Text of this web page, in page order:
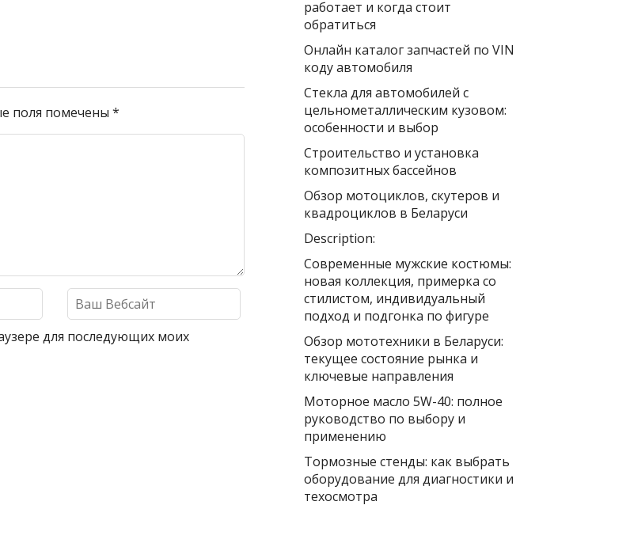
поля помечены *
для последующих моих
работает и когда стоит
обратиться
Онлайн каталог запчастей по VIN
коду автомобиля
Стекла для автомобилей с
цельнометаллическим кузовом:
особенности и выбор
Строительство и установка
композитных бассейнов
Обзор мотоциклов, скутеров и
квадроциклов в Беларуси
Description:
Современные мужские костюмы:
новая коллекция, примерка со
стилистом, индивидуальный
подход и подгонка по фигуре
Обзор мототехники в Беларуси:
текущее состояние рынка и
ключевые направления
Моторное масло 5W-40: полное
руководство по выбору и
применению
Тормозные стенды: как выбрать
оборудование для диагностики и
техосмотра